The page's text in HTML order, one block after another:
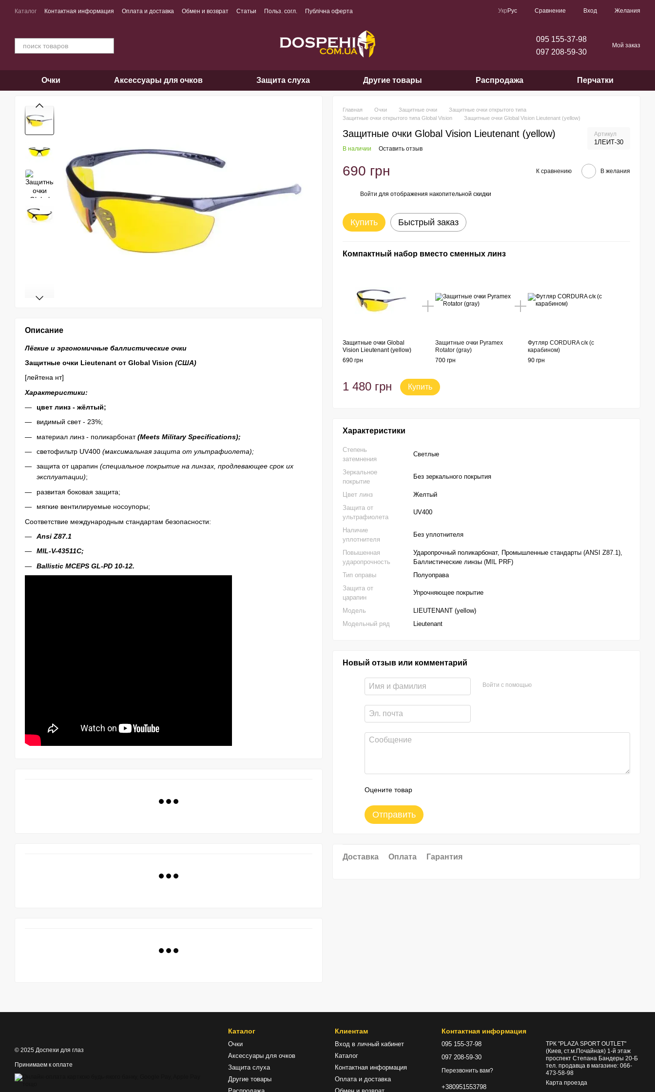
Перейти к основному контенту
Каталог Контактная информация Оплата и доставка Обмен и возврат Статьи Польз. согл. Публічна оферта Укр Рус Сравнение Вход Желания
095 155-37-98
097 208-59-30
Мой заказ
Очки Аксессуары для очков Защита слуха Другие товары Распродажа Перчатки
Описание
Лёгкие и эргономичные баллистические очки
Защитные очки Lieutenant от Global Vision (США)
[лейтена нт]
Характеристики:
цвет линз - жёлтый;
видимый свет - 23%;
материал линз - поликарбонат(Meets Military Specifications);
светофильтр UV400 (максимальная защита от ультрафиолета);
защита от царапин (специальное покрытие на линзах, продлевающее срок их
эксплуатации);
развитая боковая защита;
мягкие вентилируемые носоупоры;
Соответствие международным стандартам безопасности:
Ansi Z87.1
MIL-V-43511C;
Ballistic MCEPS GL-PD 10-12.
Главная Очки Защитные очки
Защитные очки открытого типа
Защитные очки открытого типа Global Vision
Защитные очки Global Vision Lieutenant (yellow)
Защитные очки Global Vision Lieutenant (yellow) Артикул
1ЛЕИТ-30
В наличии Оставить отзыв
690 грн К сравнению В желания
Войти для отображения накопительной скидки
Купить Быстрый заказ
Компактный набор вместо сменных линз
Защитные очки Global
Vision Lieutenant (yellow)
690 грн
Защитные очки Pyramex
Rotator (gray)
700 грн
Футляр CORDURA с/к (с
карабином)
90 грн
1 480 грн Купить
Характеристики
Степень
затемнения
Светлые
Зеркальное
покрытие
Без зеркального покрытия
Цвет линз
Желтый
Защита от
ультрафиолета
UV400
Наличие
уплотнителя
Без уплотнителя
Повышенная
ударопрочность
Ударопрочный поликарбонат, Промышленные стандарты (ANSI Z87.1),
Баллистические линзы (MIL PRF)
Тип оправы
Полуоправа
Защита от
царапин
Упрочняющее покрытие
Модель
LIEUTENANT (yellow)
Модельный ряд
Lieutenant
Новый отзыв или комментарий
Войти с помощью
Оцените товар
Отправить
Доставка Оплата Гарантия
© 2025 Доспехи для глаз
Принимаем к оплате
Каталог
Очки
Аксессуары для очков
Защита слуха
Другие товары
Клиентам
Вход в личный кабинет
Каталог
Контактная информация
Оплата и доставка
Контактная информация
095 155-37-98
097 208-59-30
Перезвонить вам?
+380951553798
ТРК "PLAZA SPORT OUTLET"
(Киев, ст.м.Почайная) 1-й этаж
проспект Степана Бандеры 20-Б
тел. продавца в магазине: 066-
473-58-98
Карта проезда